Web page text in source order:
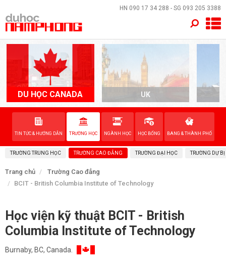
HN 090 17 34 288 - SG 093 205 3388
DU HỌC CANADA UK
TIN TỨC & HƯỚNG DẪN TRƯỜNG HỌC NGÀNH HỌC HỌC BỔNG BANG & THÀNH PHỐ
TRƯỜNG TRUNG HỌC TRƯỜNG CAO ĐẲNG TRƯỜNG ĐẠI HỌC TRƯỜNG DỰ BỊ
Trang chủ
Trường Cao đẳng
BCIT - British Columbia Institute of Technology
Học viện kỹ thuật BCIT - British
Columbia Institute of Technology
Burnaby, BC, Canada.
×
TRANG CHỦ
QUỐC GIA
EVENTS
DỊCH VỤ
VỀ NAM PHONG